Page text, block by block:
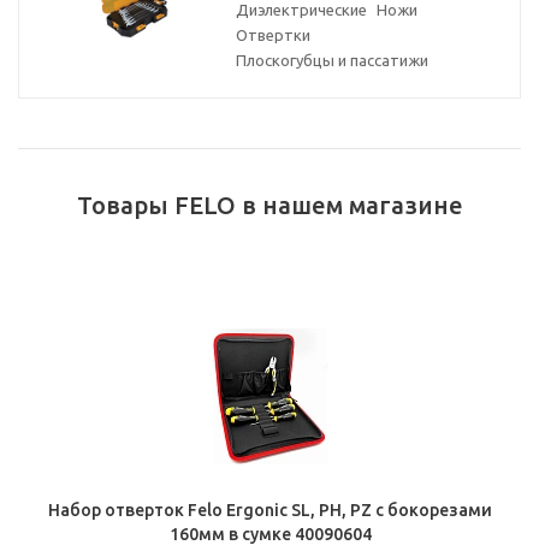
Диэлектрические
Ножи
Отвертки
Плоскогубцы и пассатижи
Товары FELO в нашем магазине
Набор отверток Felo Ergonic SL, PH, PZ с бокорезами
160мм в сумке 40090604